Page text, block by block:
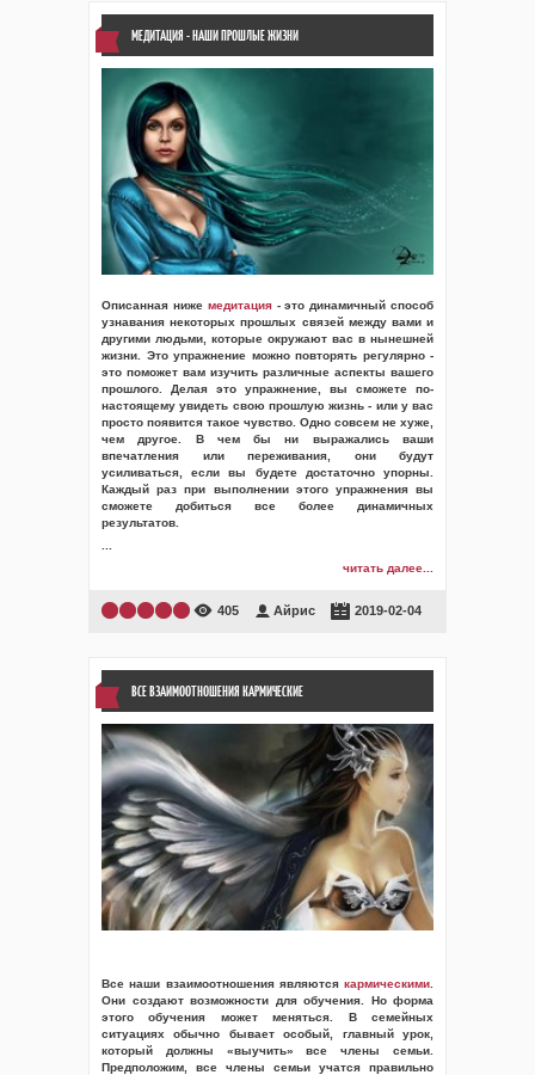
МЕДИТАЦИЯ - НАШИ ПРОШЛЫЕ ЖИЗНИ
Описанная ниже медитация- это динамичный способ
узнавания некоторых прошлых связей между вами и
другими людьми, которые окружают вас в нынешней
жизни. Это упражнение можно повторять регулярно -
это поможет вам изучить различные аспекты вашего
прошлого. Делая это упражнение, вы сможете по-
настоящему увидеть свою прошлую жизнь - или у вас
просто появится такое чувство. Одно совсем не хуже,
чем другое. В чем бы ни выражались ваши
впечатления или переживания, они будут
усиливаться, если вы будете достаточно упорны.
Каждый раз при выполнении этого упражнения вы
сможете добиться все более динамичных
результатов.
читать далее...
405 Айрис 2019-02-04
ВСЕ ВЗАИМООТНОШЕНИЯ КАРМИЧЕСКИЕ
Все наши взаимоотношения являются кармическими
Они создают возможности для обучения. Но форма
этого обучения может меняться. В семейных
ситуациях обычно бывает особый, главный урок,
который должны «выучить» все члены семьи.
Предположим, все члены семьи учатся правильно